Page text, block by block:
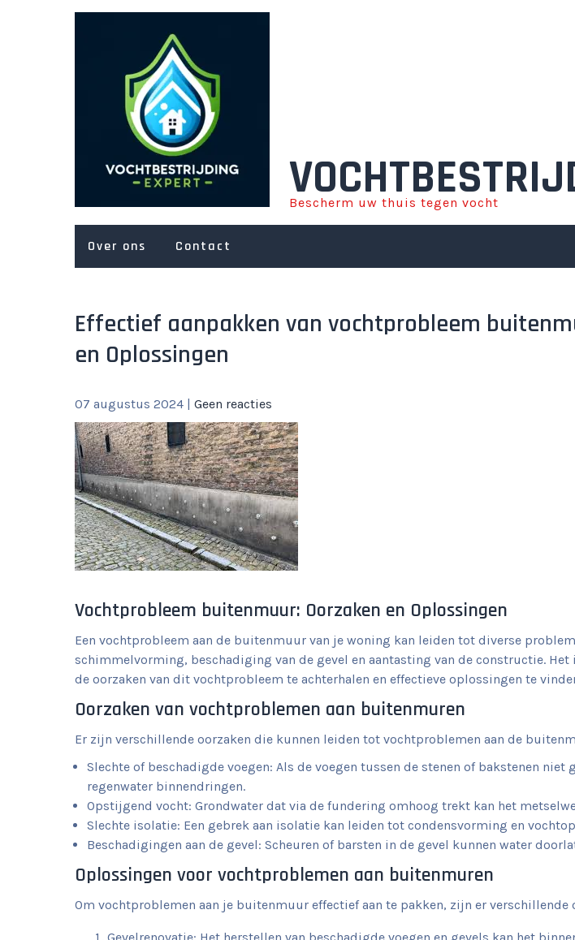
Bescherm uw thuis tegen vocht
Over ons Contact
Effectief aanpakken van vochtprobleem
en Oplossingen
07 augustus 2024 | Geen reacties
Vochtprobleem buitenmuur: Oorzaken en Oplossingen
Een vochtprobleem aan de buitenmuur van je woning kan leiden tot diverse
schimmelvorming, beschadiging van de gevel en aantasting van de constructie.
de oorzaken van dit vochtprobleem te achterhalen en effectieve oplossingen te
Oorzaken van vochtproblemen aan buitenmuren
Er zijn verschillende oorzaken die kunnen leiden tot vochtproblemen aan de
Slechte of beschadigde voegen: Als de voegen tussen de stenen of bakstenen niet
regenwater binnendringen.
Opstijgend vocht: Grondwater dat via de fundering omhoog trekt kan het
Slechte isolatie: Een gebrek aan isolatie kan leiden tot condensvorming en
Beschadigingen aan de gevel: Scheuren of barsten in de gevel kunnen water
Oplossingen voor vochtproblemen aan buitenmuren
Om vochtproblemen aan je buitenmuur effectief aan te pakken, zijn er